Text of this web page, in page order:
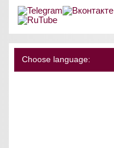
Choose language: